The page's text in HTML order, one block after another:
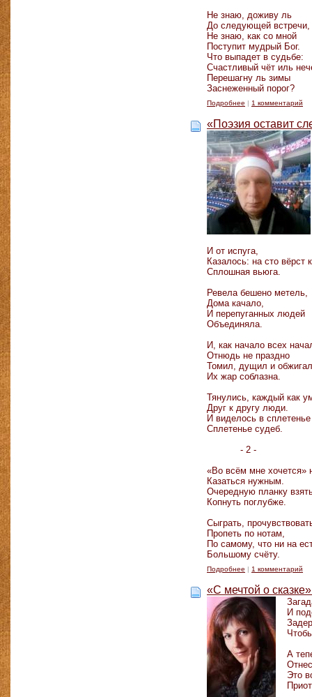
Не знаю, доживу ль
До следующей встречи,
Не знаю, как со мной
Поступит мудрый Бог.
Что выпадет в судьбе:
Счастливый чёт иль
Перешагну ль зимы
Заснеженный порог?
Подробнее | 1 комментарий
«Поэзия оставит
И от испуга,
Казалось: на сто вёрст
Сплошная вьюга.
Ревела бешено метель,
Дома качало,
И перепуганных людей
Объединяла.
И, как начало всех
Отнюдь не праздно
Томил, дущил и обжигал
Их жар соблазна.
Тянулись, каждый как
Друг к другу люди.
И виделось в
Сплетенье судеб.
- 2 -
«Во всём мне хочется»
Казаться нужным.
Очередную планку
Копнуть поглубже.
Сыграть,
Пропеть по нотам,
По самому, что ни на
Большому счёту.
Подробнее | 1 комментарий
«С мечтой о
И
А
Это